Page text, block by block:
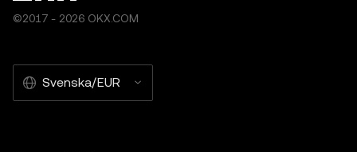
©2017 - 2026 OKX.COM
Svenska/EUR